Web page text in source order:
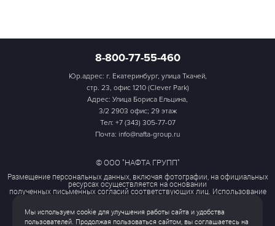
8-800-77-55-460
Юр.адрес: г. Екатеринбург, улица Ткачей,
стр. 23, офис 1210 (Clever Park)
Адрес: Улица Бориса Ельцина,
3/2 2903 офис; 29 этаж
Тел: +7 (343) 305-77-07
Почта: info@nafta-group.ru
© ООО "НАФТА ГРУПП"
Размещение персональных данных, включая фотографии, на официальных
ресурсах осуществляется на основании
полученных письменных согласий соответствующих лиц. Использование
этих материалов третьими лицами
Политика обработки персональных данных
Мы используем cookie для улучшения работы сайта и удобства
пользователей. Продолжая пользоваться сайтом, вы соглашаетесь на